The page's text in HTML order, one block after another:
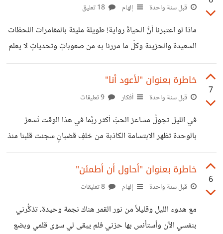
الحياةِ عندَهَا سيكونُ لديَّ ملجَأٌ حقيقيٌّ آخرُ على هيئةِ قلبِ
قبل سنة واحدة إلهام
ماذا لو اعتبرنا أنَّ الحياةَ رواية! طويلة مليئة بالمغامرات اللحظات
السعيدة والحزينة وكلّ ما مررنا به من صعوباتٍ وتحدياتٍ لا يعلم
عنها أحد سوانا كلمات الرواية هي خطواتنا.. ماذا عن روايتنا
بأنفسنا أولاً ولنكن متيقنين دائماً أنَّ قلوبنا تستحق أشياءً جميلة
7
خاطرة بعنوان "لأعود أنا"
قبل سنة واحدة أفكار
في الليل تجولُ مشاعرَ الحبِّ أكثر ربَّما في هذا الوقت نَشعرُ
بالوحدة تظهر الابتسامة الكاذبة من خلفِ قضبانٍ سجنت قلبنا منذ
مدَّة يقولُ عَقلي ليت القلب يتوقف عن ملاحَقَتي بأفكاره
المجنونة إنه يوقعني في حالةِ الضياع والهرب دوماً، لأعود إلى
البداية هذا مؤلم .. الآن، أشعرُ بعمقِ كلماتي، كأني في طريقٍ
مظلم بانتظار يدٍ مختبئة وراء هذا الخوف كلِّه لأعود أنا |بقلم
حلا|
6
خاطرة بعنوان "أحاول أن أطمئن"
قبل سنة واحدة إلهام
مع هدوء الليل وقليلاً من نور القمر هناك نجمة وحيدة، تذكُّرني
بنفسي الآن وأستأنس بها حزني فلم يبقى لي سوى قلمي وبضع